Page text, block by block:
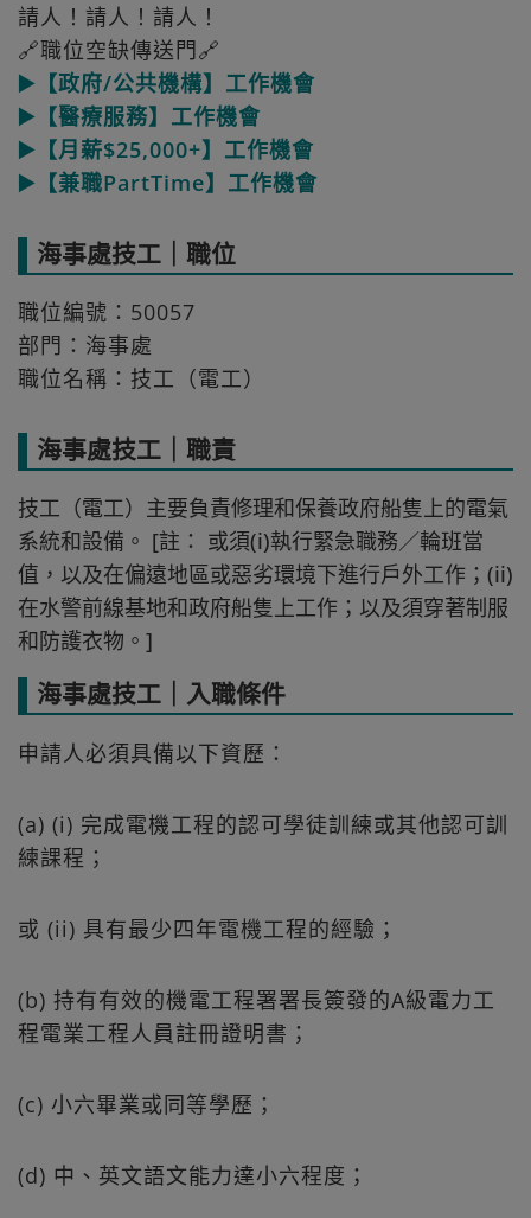
請人！請人！請人！
🔗職位空缺傳送門🔗
▶️【政府/公共機構】工作機會
▶️【醫療服務】工作機會
▶️【月薪$25,000+】工作機會
▶️【兼職PartTime】工作機會
海事處技工｜職位
職位編號：50057
部門：海事處
職位名稱：技工（電工）
海事處技工｜職責
技工（電工）主要負責修理和保養政府船隻上的電氣
系統和設備。 [註： 或須(i)執行緊急職務／輪班當
值，以及在偏遠地區或惡劣環境下進行戶外工作；(ii)
在水警前線基地和政府船隻上工作；以及須穿著制服
和防護衣物。]
海事處技工｜入職條件
申請人必須具備以下資歷：
(a) (i) 完成電機工程的認可學徒訓練或其他認可訓
練課程；
或 (ii) 具有最少四年電機工程的經驗；
(b) 持有有效的機電工程署署長簽發的A級電力工
程電業工程人員註冊證明書；
(c) 小六畢業或同等學歷；
(d) 中、英文語文能力達小六程度；